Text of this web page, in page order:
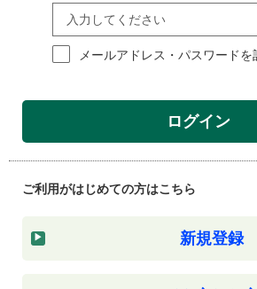
メールアドレス・パスワードを
ログイン
ご利用がはじめての方はこちら
新規登録